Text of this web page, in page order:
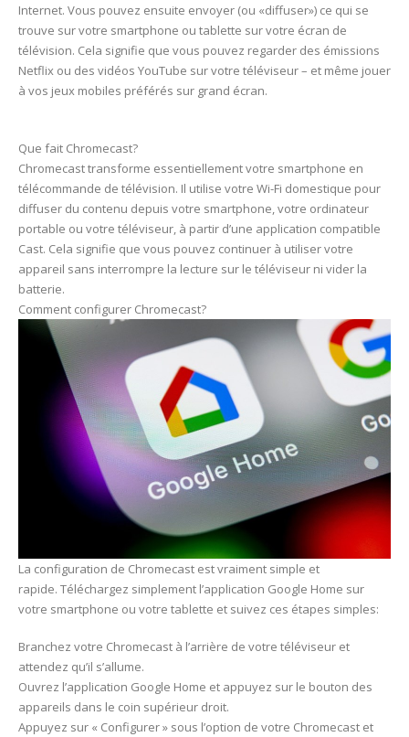
Internet. Vous pouvez ensuite envoyer (ou «diffuser») ce qui se
trouve sur votre smartphone ou tablette sur votre écran de
télévision. Cela signifie que vous pouvez regarder des émissions
Netflix ou des vidéos YouTube sur votre téléviseur – et même jouer
à vos jeux mobiles préférés sur grand écran.
Que fait Chromecast?
Chromecast transforme essentiellement votre smartphone en
télécommande de télévision. Il utilise votre Wi-Fi domestique pour
diffuser du contenu depuis votre smartphone, votre ordinateur
portable ou votre téléviseur, à partir d’une application compatible
Cast. Cela signifie que vous pouvez continuer à utiliser votre
appareil sans interrompre la lecture sur le téléviseur ni vider la
batterie.
Comment configurer Chromecast?
La configuration de Chromecast est vraiment simple et
rapide. Téléchargez simplement l’application Google Home sur
votre smartphone ou votre tablette et suivez ces étapes simples:
Branchez votre Chromecast à l’arrière de votre téléviseur et
attendez qu’il s’allume.
Ouvrez l’application Google Home et appuyez sur le bouton des
appareils dans le coin supérieur droit.
Appuyez sur « Configurer » sous l’option de votre Chromecast et